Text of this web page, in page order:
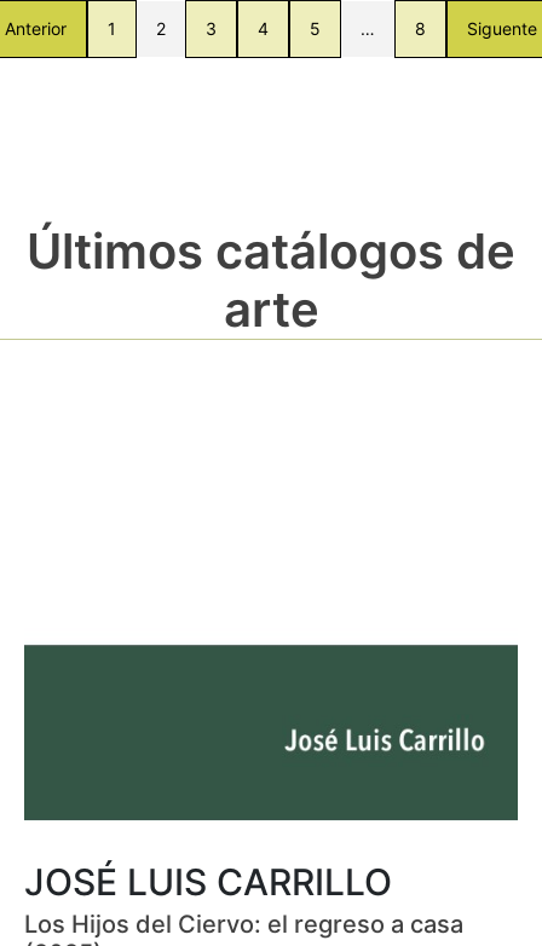
Anterior 1 2 3 4 5 … 8 Siguente
Últimos catálogos de
arte
JOSÉ LUIS CARRILLO
Los Hijos del Ciervo: el regreso a casa